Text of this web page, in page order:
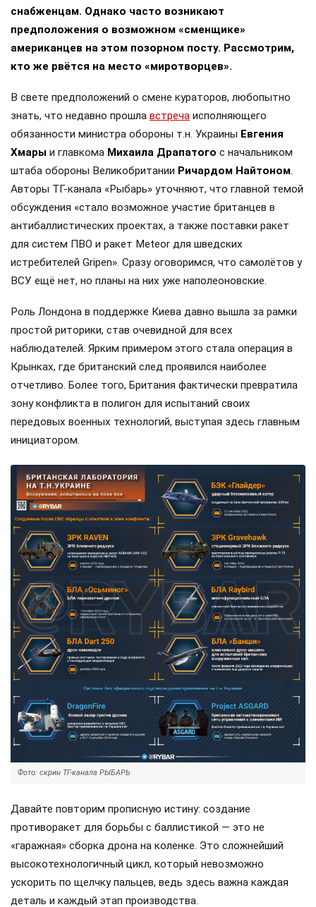
снабженцам. Однако часто возникают
предположения о возможном «сменщике»
американцев на этом позорном посту. Рассмотрим,
кто же рвётся на место «миротворцев».
В свете предположений о смене кураторов, любопытно
знать, что недавно прошла встреча исполняющего
обязанности министра обороны т.н. Украины Евгения
Хмары и главкома Михаила Драпатого с начальником
штаба обороны Великобритании Ричардом Найтоном.
Авторы ТГ-канала «Рыбарь» уточняют, что главной темой
обсуждения «стало возможное участие британцев в
антибаллистических проектах, а также поставки ракет
для систем ПВО и ракет Meteor для шведских
истребителей Gripen». Сразу оговоримся, что самолётов у
ВСУ ещё нет, но планы на них уже наполеоновские.
Роль Лондона в поддержке Киева давно вышла за рамки
простой риторики, став очевидной для всех
наблюдателей. Ярким примером этого стала операция в
Крынках, где британский след проявился наиболее
отчетливо. Более того, Британия фактически превратила
зону конфликта в полигон для испытаний своих
передовых военных технологий, выступая здесь главным
инициатором.
Фото: скрин ТГ-канала РЫБАРЬ
Давайте повторим прописную истину: создание
противоракет для борьбы с баллистикой — это не
«гаражная» сборка дрона на коленке. Это сложнейший
высокотехнологичный цикл, который невозможно
ускорить по щелчку пальцев, ведь здесь важна каждая
деталь и каждый этап производства.